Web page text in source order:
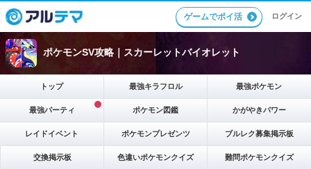
ゲームでポイ活 ログイン
ポケモンSV攻略｜スカーレットバイオレット
トップ 最強キラフロル 最強ポケモン
最強パーティ ポケモン図鑑 かがやきパワー
レイドイベント ポケモンプレゼンツ ブルレク募集掲示板
交換掲示板 色違いポケモンクイズ 難問ポケモンクイズ